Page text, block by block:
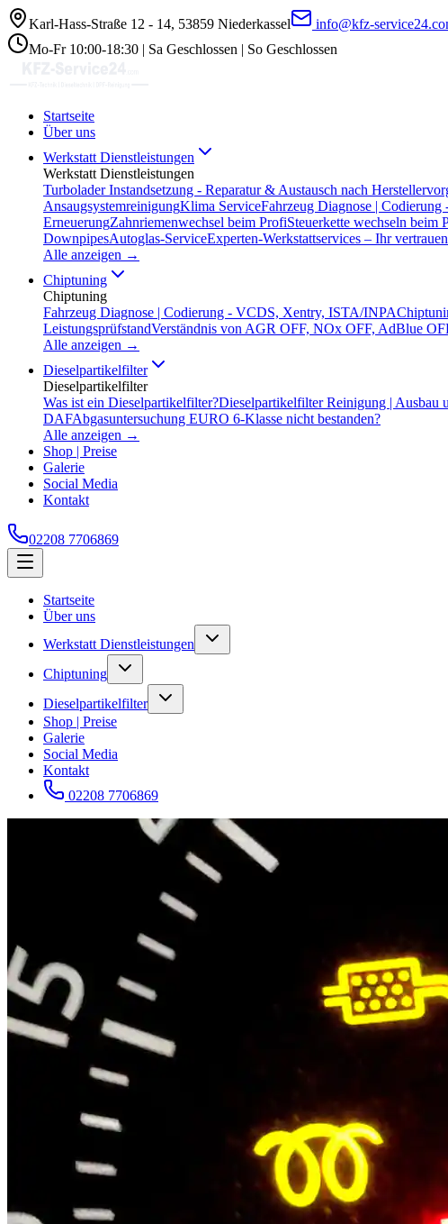
Karl-Hass-Straße 12 - 14, 53859 Niederkassel
info@kfz-
Mo-Fr 10:00-18:30 | Sa Geschlossen | So Geschlossen
Startseite
Über uns
Werkstatt Dienstleistungen
Werkstatt Dienstleistungen
Turbolader Instandsetzung - Reparatur & Austausch nach
AnsaugsystemreinigungKlima ServiceFahrzeug Diagnose |
ErneuerungZahnriemenwechsel beim ProfiSteuerkette wechseln beim
DownpipesAutoglas-ServiceExperten-Werkstattservices – Ihr
Alle anzeigen →
Chiptuning
Chiptuning
Fahrzeug Diagnose | Codierung - VCDS, Xentry, ISTA/INPA
LeistungsprüfstandVerständnis von AGR OFF, NOx OFF, AdBlue
Alle anzeigen →
Dieselpartikelfilter
Dieselpartikelfilter
Was ist ein Dieselpartikelfilter?Dieselpartikelfilter Reinigung | Ausbau
DAFAbgasuntersuchung EURO 6-Klasse nicht bestanden?
Alle anzeigen →
Shop | Preise
Galerie
Social Media
Kontakt
02208 7706869
Startseite
Über uns
Werkstatt Dienstleistungen
Chiptuning
Dieselpartikelfilter
Shop | Preise
Galerie
Social Media
Kontakt
02208 7706869